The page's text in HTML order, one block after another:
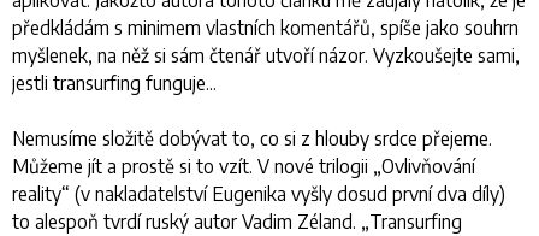
předkládám s minimem vlastních komentářů, spíše jako souhrn
myšlenek, na něž si sám čtenář utvoří názor. Vyzkoušejte sami,
jestli transurfing funguje...
Nemusíme složitě dobývat to, co si z hlouby srdce přejeme.
Můžeme jít a prostě si to vzít. V nové trilogii „Ovlivňování
reality“ (v nakladatelství Eugenika vyšly dosud první dva díly)
to alespoň tvrdí ruský autor Vadim Zéland. „Transurfing